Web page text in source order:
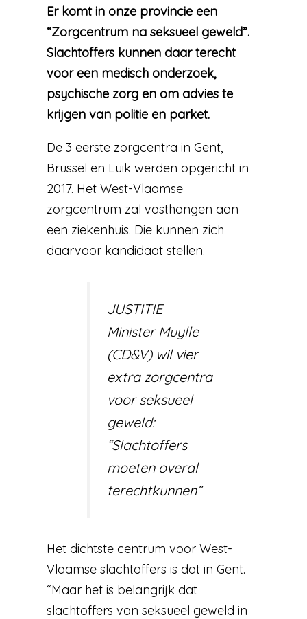
Er komt in onze provincie een
“Zorgcentrum na seksueel geweld”.
Slachtoffers kunnen daar terecht
voor een medisch onderzoek,
psychische zorg en om advies te
krijgen van politie en parket.
De 3 eerste zorgcentra in Gent,
Brussel en Luik werden opgericht in
2017. Het West-Vlaamse
zorgcentrum zal vasthangen aan
een ziekenhuis. Die kunnen zich
daarvoor kandidaat stellen.
JUSTITIE
Minister Muylle
(CD&V) wil vier
extra zorgcentra
voor seksueel
geweld:
“Slachtoffers
moeten overal
terechtkunnen”
Het dichtste centrum voor West-
Vlaamse slachtoffers is dat in Gent.
“Maar het is belangrijk dat
slachtoffers van seksueel geweld in